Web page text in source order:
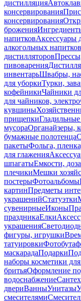
дистилляция
консервирования
консервирования
брожения
напитковАксессуары
алкогольных напитков
дистилляторов
пивоварения
инвентарьШвабры,
для уборкиТурки,
кофейникиЧайники
для чайников,
кувшины
прищепки
мусораОрганайзеры,
бумажные полотенца
пакетыФольга,
для глажения
шпагатыЕмкости,
плечикиМешки
постерыФотоальбомы
картинПредметы
украшенийСтатуэтки
сувенирныеИконы
праздникаЕлки
украшения
фигуры, игрушки
татуировки
маскарадаПодарки
наборы косметики
бритьяОформление
водоснабжение
двериВанныУнитазы
смесителями